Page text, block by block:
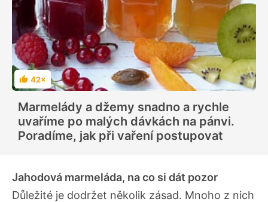
H
o
n
o
c
e
n
42×
Marmelády a džemy snadno a rychle
uvaříme po malých dávkách na pánvi.
Poradíme, jak při vaření postupovat
Jahodová marmeláda, na co si dát pozor
Důležité je dodržet několik zásad. Mnoho z nich